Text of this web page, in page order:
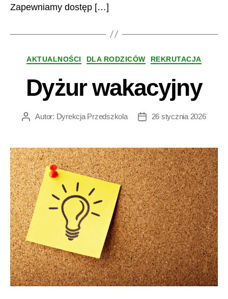
Zapewniamy dostęp […]
Kategorie
AKTUALNOŚCI DLA RODZICÓW REKRUTACJA
Dyżur wakacyjny
AutorAutor: Dyrekcja Przedszkola
Data26 stycznia 2026